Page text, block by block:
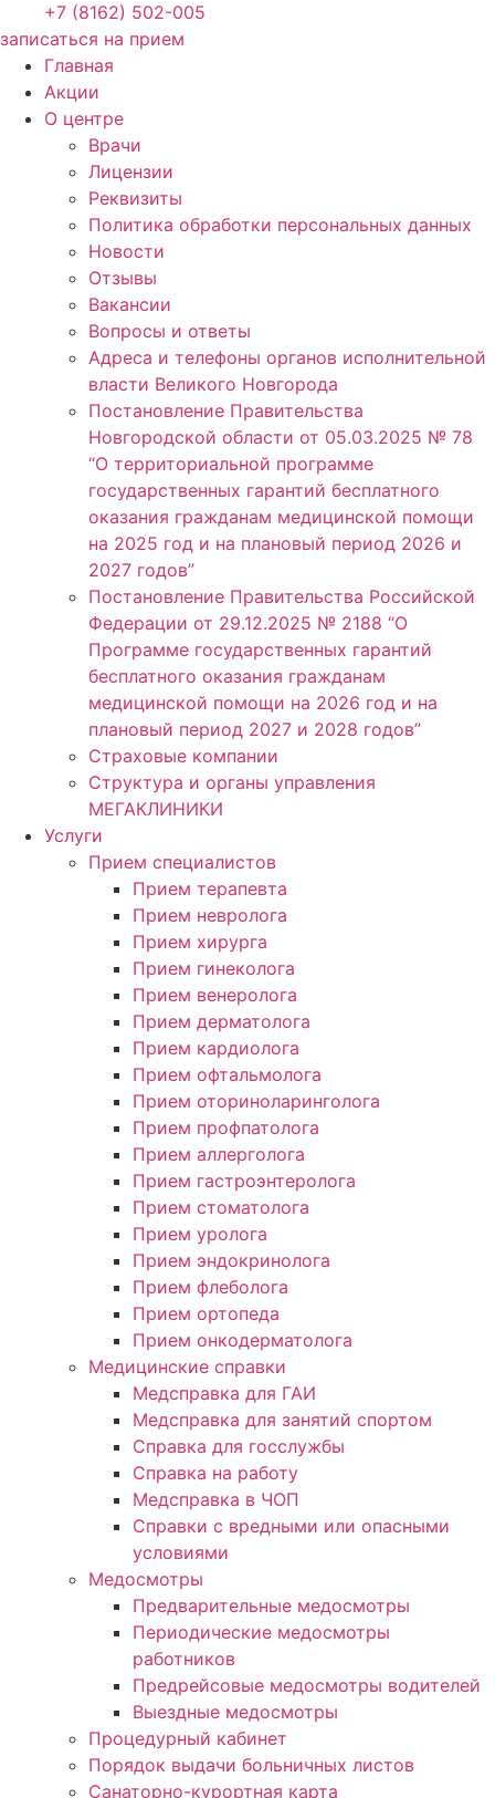
+7 (8162) 502-005
записаться на прием
Главная
Акции
О центре
Врачи
Лицензии
Реквизиты
Политика обработки персональных данных
Новости
Отзывы
Вакансии
Вопросы и ответы
Адреса и телефоны органов исполнительной
власти Великого Новгорода
Постановление Правительства
Новгородской области от 05.03.2025 № 78
“О территориальной программе
государственных гарантий бесплатного
оказания гражданам медицинской помощи
на 2025 год и на плановый период 2026 и
2027 годов”
Постановление Правительства Российской
Федерации от 29.12.2025 № 2188 “О
Программе государственных гарантий
бесплатного оказания гражданам
медицинской помощи на 2026 год и на
плановый период 2027 и 2028 годов”
Страховые компании
Структура и органы управления
МЕГАКЛИНИКИ
Услуги
Прием специалистов
Прием терапевта
Прием невролога
Прием хирурга
Прием гинеколога
Прием венеролога
Прием дерматолога
Прием кардиолога
Прием офтальмолога
Прием оториноларинголога
Прием профпатолога
Прием аллерголога
Прием гастроэнтеролога
Прием стоматолога
Прием уролога
Прием эндокринолога
Прием флеболога
Прием ортопеда
Прием онкодерматолога
Медицинские справки
Медсправка для ГАИ
Медсправка для занятий спортом
Справка для госслужбы
Справка на работу
Медсправка в ЧОП
Справки с вредными или опасными
условиями
Медосмотры
Предварительные медосмотры
Периодические медосмотры
работников
Предрейсовые медосмотры водителей
Выездные медосмотры
Процедурный кабинет
Порядок выдачи больничных листов
Санаторно-курортная карта